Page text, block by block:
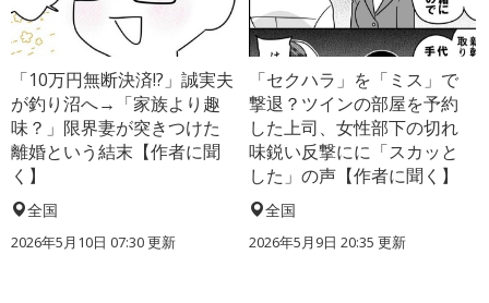
「10万円無断決済!?」誠実夫
が釣り沼へ→「家族より趣
味？」限界妻が突きつけた
離婚という結末【作者に聞
く】
全国
2026年5月10日 07:30 更新
「セクハラ」を「ミス」で
撃退？ツインの部屋を予約
した上司、女性部下の切れ
味鋭い反撃にに「スカッと
した」の声【作者に聞く】
全国
2026年5月9日 20:35 更新